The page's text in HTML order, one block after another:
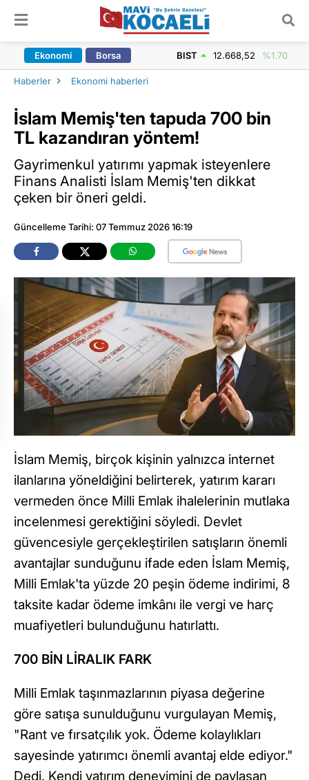
Ekonomi Borsa BIST 12.668,52 %1.70
Haberler Ekonomi haberleri
İslam Memiş'ten tapuda 700 bin
TL kazandıran yöntem!
Gayrimenkul yatırımı yapmak isteyenlere
Finans Analisti İslam Memiş'ten dikkat
çeken bir öneri geldi.
Güncelleme Tarihi: 07 Temmuz 2026 16:19
İslam Memiş, birçok kişinin yalnızca internet
ilanlarına yöneldiğini belirterek, yatırım kararı
vermeden önce Milli Emlak ihalelerinin mutlaka
incelenmesi gerektiğini söyledi. Devlet
güvencesiyle gerçekleştirilen satışların önemli
avantajlar sunduğunu ifade eden İslam Memiş,
Milli Emlak'ta yüzde 20 peşin ödeme indirimi, 8
taksite kadar ödeme imkânı ile vergi ve harç
muafiyetleri bulunduğunu hatırlattı.
700 BİN LİRALIK FARK
Milli Emlak taşınmazlarının piyasa değerine
göre satışa sunulduğunu vurgulayan Memiş,
"Rant ve fırsatçılık yok. Ödeme kolaylıkları
sayesinde yatırımcı önemli avantaj elde ediyor."
Dedi. Kendi yatırım deneyimini de paylaşan